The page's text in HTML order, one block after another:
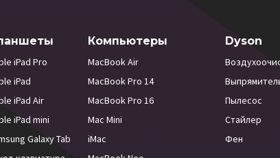
iPad Pro
iPad
iPad Air
iPad mini
Galaxy Tab
Компьютеры
MacBook Air
MacBook Pro 14
MacBook Pro 16
Mac Mini
iMac
Dyson
Пылесос
Стайлер
Фен